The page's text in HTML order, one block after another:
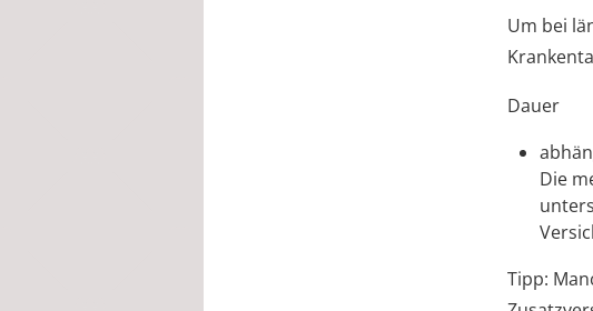
Um bei
Dauer
Die
Tipp: